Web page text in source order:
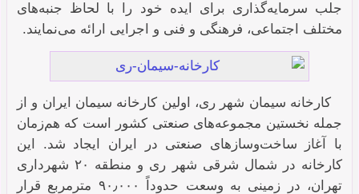
جلب سرمایه‌گذاری برای ایده خود را با لحاظ جنبه‌های
مختلف اجتماعی، فرهنگی و فنی و اجرایی ارائه می‌نمایند.
کارخانه سیمان شهر ری، اولین کارخانه سیمان ایران و از
جمله نخستین مجموعه‌های صنعتی کشور است که هم‌زمان
با آغاز ساخت‌وسازهای صنعتی در ایران ایجاد شد. این
کارخانه در شمال شرقی شهر ری و منطقه ۲۰ شهرداری
تهران، در زمینی به وسعت حدوداً ۹۰٫۰۰۰ مترمربع قرار